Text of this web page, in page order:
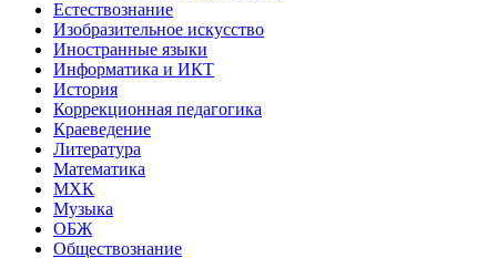
Естествознание
Изобразительное искусство
Иностранные языки
Информатика и ИКТ
История
Коррекционная педагогика
Краеведение
Литература
Математика
МХК
Музыка
ОБЖ
Обществознание